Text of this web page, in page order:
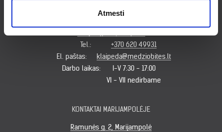
Atmesti
KONTAKTAI KLAIPĖDOJE
Tel.:
+370 620 49931
El. paštas:
klaipeda@medziobites.lt
Darbo laikas:
I-V 7:30 - 17:00
VI - VII nedirbame
KONTAKTAI MARIJAMPOLĖJE
Ramunės g. 2, Marijampolė